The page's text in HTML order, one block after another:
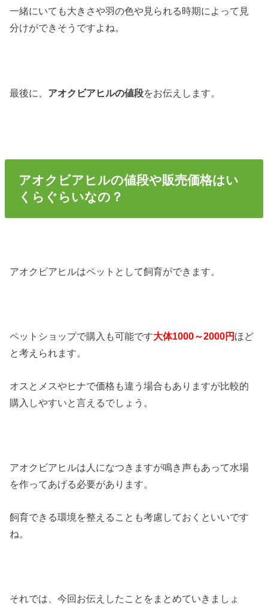
一緒にいても大きさや羽の色や見られる時期によって見
分けができそうですよね。
最後に、 アオクビアヒルの値段をお伝えします。
アオクビアヒルの値段や販売価格はい
くらぐらいなの？
アオクビアヒルはペットとして飼育ができます。
ペットショップで購入も可能です大体1000～2000円 ほど
と考えられます。
オスとメスやヒナで価格も違う場合もありますが比較的
購入しやすいと言えるでしょう。
アオクビアヒルは人になつきますが鳴き声もあって水場
を作ってあげる必要があります。
飼育できる環境を整えることも考慮しておくといいです
ね。
それでは、今回お伝えしたことをまとめていきましょ